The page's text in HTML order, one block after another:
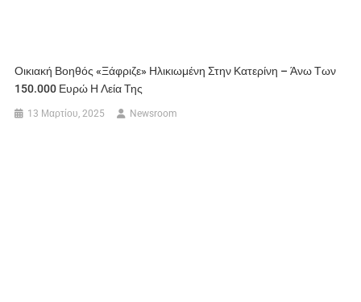
Οικιακή Βοηθός «ξάφριζε» Ηλικιωμένη Στην Κατερίνη – Άνω Των
150.000 Ευρώ Η Λεία Της
13 Μαρτίου, 2025 Newsroom